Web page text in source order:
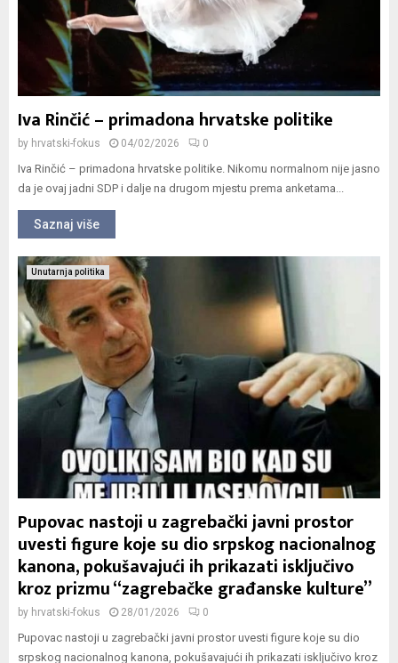
Iva Rinčić – primadona hrvatske politike
by hrvatski-fokus 04/02/2026 0
Iva Rinčić – primadona hrvatske politike. Nikomu normalnom nije jasno
da je ovaj jadni SDP i dalje na drugom mjestu prema anketama...
Saznaj više
Unutarnja politika
Pupovac nastoji u zagrebački javni prostor
uvesti figure koje su dio srpskog nacionalnog
kanona, pokušavajući ih prikazati isključivo
kroz prizmu “zagrebačke građanske kulture”
by hrvatski-fokus 28/01/2026 0
Pupovac nastoji u zagrebački javni prostor uvesti figure koje su dio
srpskog nacionalnog kanona, pokušavajući ih prikazati isključivo kroz